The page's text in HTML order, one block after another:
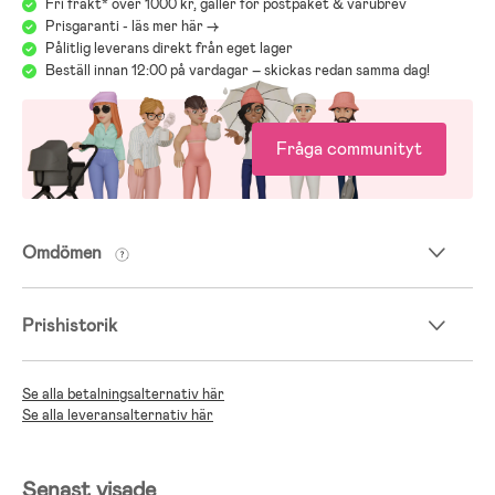
Fri frakt* över 1000 kr, gäller för postpaket & varubrev
Prisgaranti - läs mer här ->
Pålitlig leverans direkt från eget lager
Beställ innan 12:00 på vardagar – skickas redan samma dag!
Fråga communityt
Omdömen
Prishistorik
Se alla betalningsalternativ här
Se alla leveransalternativ här
Senast visade